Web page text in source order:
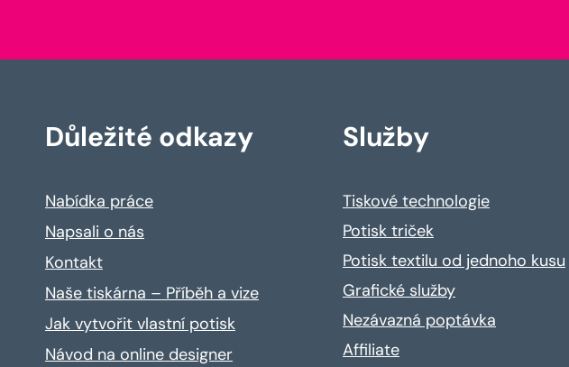
Důležité odkazy
Nabídka práce
Napsali o nás
Kontakt
Naše tiskárna – Příběh a vize
Jak vytvořit vlastní potisk
Návod na online designer
Služby
Tiskové technologie
Potisk triček
Potisk textilu od jednoho kusu
Grafické služby
Nezávazná poptávka
Affiliate